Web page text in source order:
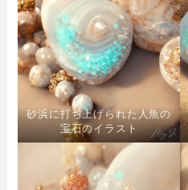
砂浜に打ち上げられた人魚の
宝石のイラスト